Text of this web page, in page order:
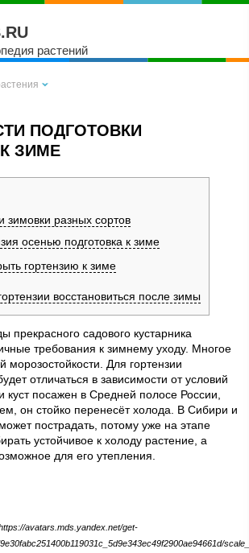
растений
ПОДГОТОВКИ
ЗИМЕ
зимовки разных сортов
осенью подготовка к зиме
гортензию к зиме
восстановиться после зимы
прекрасного садового кустарника
требования к зимнему уходу. Многое
морозостойкости. Для гортензии
отличаться в зависимости от условий
посажен в Средней полосе России,
он стойко перенесёт холода. В Сибири и
пострадать, потому уже на этапе
устойчивое к холоду растение, а
для его утепления.
avatars.mds.yandex.net/get-